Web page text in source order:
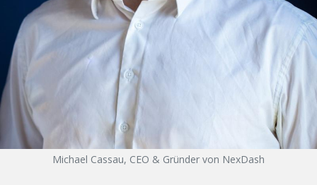
Michael Cassau, CEO & Gründer von NexDash